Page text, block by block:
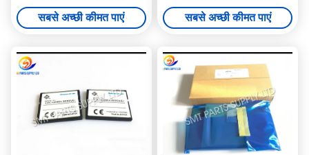
A0X / KGB-M71G2-00X
EJECTOR वाल्व मूल नया / नया
कॉपी करें
सबसे अच्छी कीमत पाएं
N510015534aa Cm602 3 सिर
दस्ता बॉल तख़्ता
सबसे अच्छी कीमत पाएं